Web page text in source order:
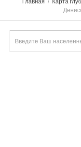
Главная Карта